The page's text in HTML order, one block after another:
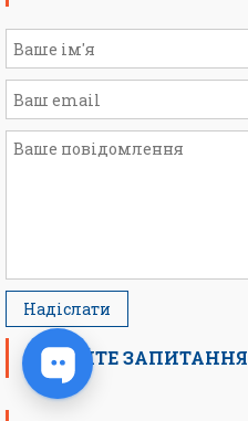
ЗАДАЙТЕ ЗАПИТАННЯ